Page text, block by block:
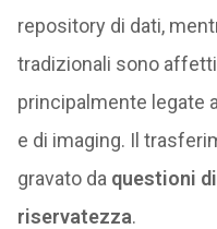
repository di dati,
tradizionali sono
principalmente legate
e di imaging. Il
gravato da questioni
riservatezza.